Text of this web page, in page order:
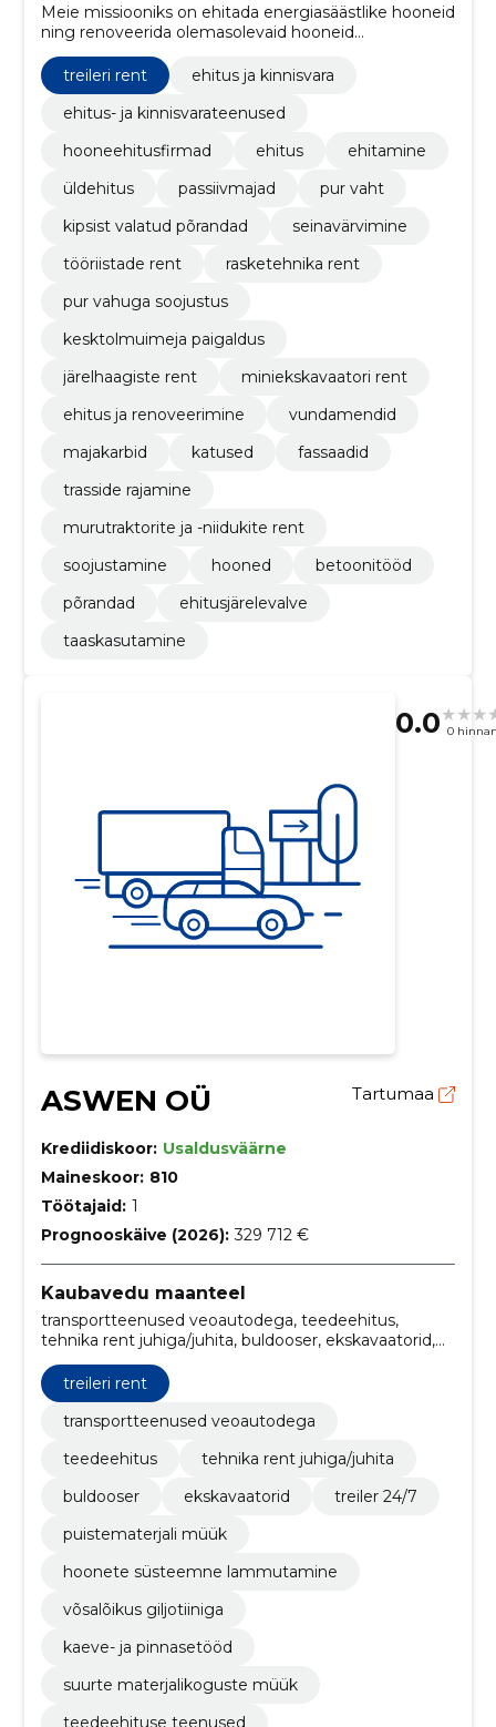
Meie missiooniks on ehitada energiasäästlike hooneid
ning renoveerida olemasolevaid hooneid
energiasäästlikeks. Oleme ehitusvalkdonnas oma ala
professionaalid ning saame kõigega hakkama.
treileri rent
ehitus ja kinnisvara
ehitus- ja kinnisvarateenused
hooneehitusfirmad
ehitus
ehitamine
üldehitus
passiivmajad
pur vaht
kipsist valatud põrandad
seinavärvimine
tööriistade rent
rasketehnika rent
pur vahuga soojustus
kesktolmuimeja paigaldus
järelhaagiste rent
miniekskavaatori rent
ehitus ja renoveerimine
vundamendid
majakarbid
katused
fassaadid
trasside rajamine
murutraktorite ja -niidukite rent
soojustamine
hooned
betoonitööd
põrandad
ehitusjärelevalve
taaskasutamine
0.0 0
ASWEN OÜ Tartumaa
Krediidiskoor: Usaldusväärne
Maineskoor: 810
Töötajaid: 1
Prognooskäive (2026): 329 712 €
Kaubavedu maanteel
transportteenused veoautodega, teedeehitus,
tehnika rent juhiga/juhita, buldooser, ekskavaatorid,
süsteemne lammutamine, võsalõikus giljotiiniga,
kaeve- ja pinnasetööd
treileri rent
transportteenused veoautodega
teedeehitus
tehnika rent juhiga/juhita
buldooser
ekskavaatorid
treiler 24/7
puistematerjali müük
hoonete süsteemne lammutamine
võsalõikus giljotiiniga
kaeve- ja pinnasetööd
suurte materjalikoguste müük
teedeehituse teenused